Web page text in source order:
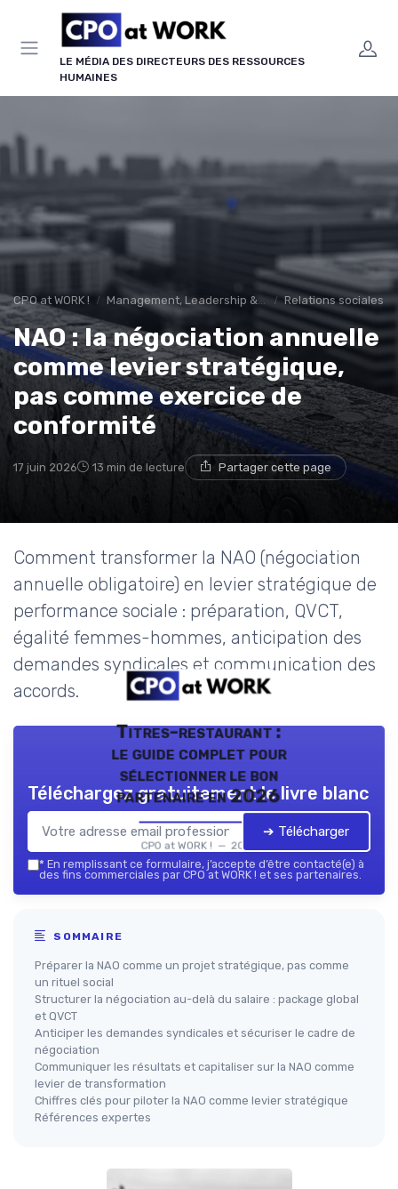
LE MÉDIA DES DIRECTEURS DES RESSOURCES
HUMAINES
CPO at WORK ! Management, Leadership & Organisation Relations sociales
NAO : la négociation annuelle
comme levier stratégique,
pas comme exercice de
conformité
17 juin 2026 13 min de lecture Partager cette page
Comment transformer la NAO (négociation
annuelle obligatoire) en levier stratégique de
performance sociale : préparation, QVCT,
égalité femmes-hommes, anticipation des
demandes syndicales et communication des
accords.
Titres-restaurant :
le guide complet pour
sélectionner le bon
partenaire en 2026
CPO at WORK ! — 2026
Téléchargez gratuitement le livre blanc
➔ Télécharger
* En remplissant ce formulaire, j’accepte d’être contacté(e) à
des fins commerciales par CPO at WORK ! et ses partenaires.
SOMMAIRE
Préparer la NAO comme un projet stratégique, pas comme
un rituel social
Structurer la négociation au-delà du salaire : package global
et QVCT
Anticiper les demandes syndicales et sécuriser le cadre de
négociation
Communiquer les résultats et capitaliser sur la NAO comme
levier de transformation
Chiffres clés pour piloter la NAO comme levier stratégique
Références expertes
Panneau de gestion des cookies